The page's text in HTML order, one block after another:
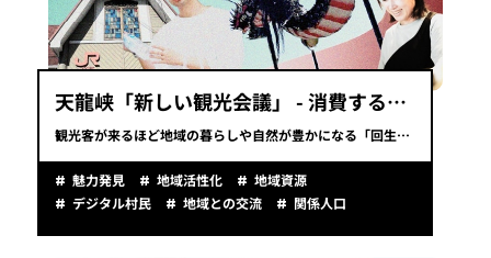
天龍峡「新しい観光会議」 - 消費する観光地から共創する故郷へ -
観光客が来るほど地域の暮らしや自然が豊かになる「回生的（Regenerative）観光」を目指すプロジェクト。
魅力発見 地域活性化
地域資源
デジタル村民
地域との交流 関係人口